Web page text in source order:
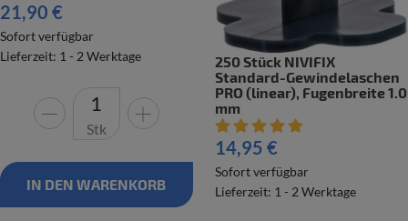
21,90 €
Sofort verfügbar
Lieferzeit: 1 - 2 Werktage
Stk
IN DEN WARENKORB
250 Stück NIVIFIX
Standard-Gewindelaschen
PRO (linear), Fugenbreite 1.0
mm
Artikelbewertung: 5 von 5
14,95 €
Sofort verfügbar
Lieferzeit: 1 - 2 Werktage